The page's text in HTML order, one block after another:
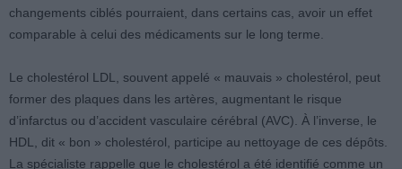
changements ciblés pourraient, dans certains cas, avoir un effet
comparable à celui des médicaments sur le long terme.
Le cholestérol LDL, souvent appelé « mauvais » cholestérol, peut
former des plaques dans les artères, augmentant le risque
d’infarctus ou d’accident vasculaire cérébral (AVC). À l’inverse, le
HDL, dit « bon » cholestérol, participe au nettoyage de ces dépôts.
La spécialiste rappelle que le cholestérol a été identifié comme un